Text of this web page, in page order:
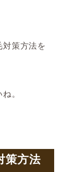
策方法を
。
策方法